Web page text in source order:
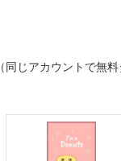
（同じアカウントで無